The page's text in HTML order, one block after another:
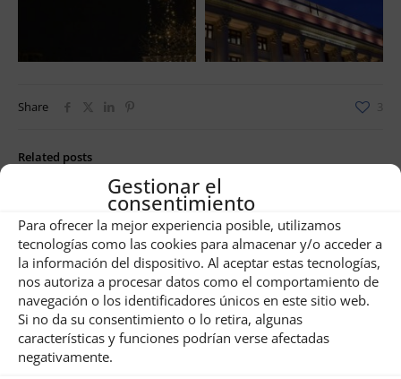
Gestionar el
consentimiento
Para ofrecer la mejor experiencia posible, utilizamos
tecnologías como las cookies para almacenar y/o acceder a
la información del dispositivo. Al aceptar estas tecnologías,
nos autoriza a procesar datos como el comportamiento de
navegación o los identificadores únicos en este sitio web.
Si no da su consentimiento o lo retira, algunas
características y funciones podrían verse afectadas
negativamente.
Share 3
Related posts